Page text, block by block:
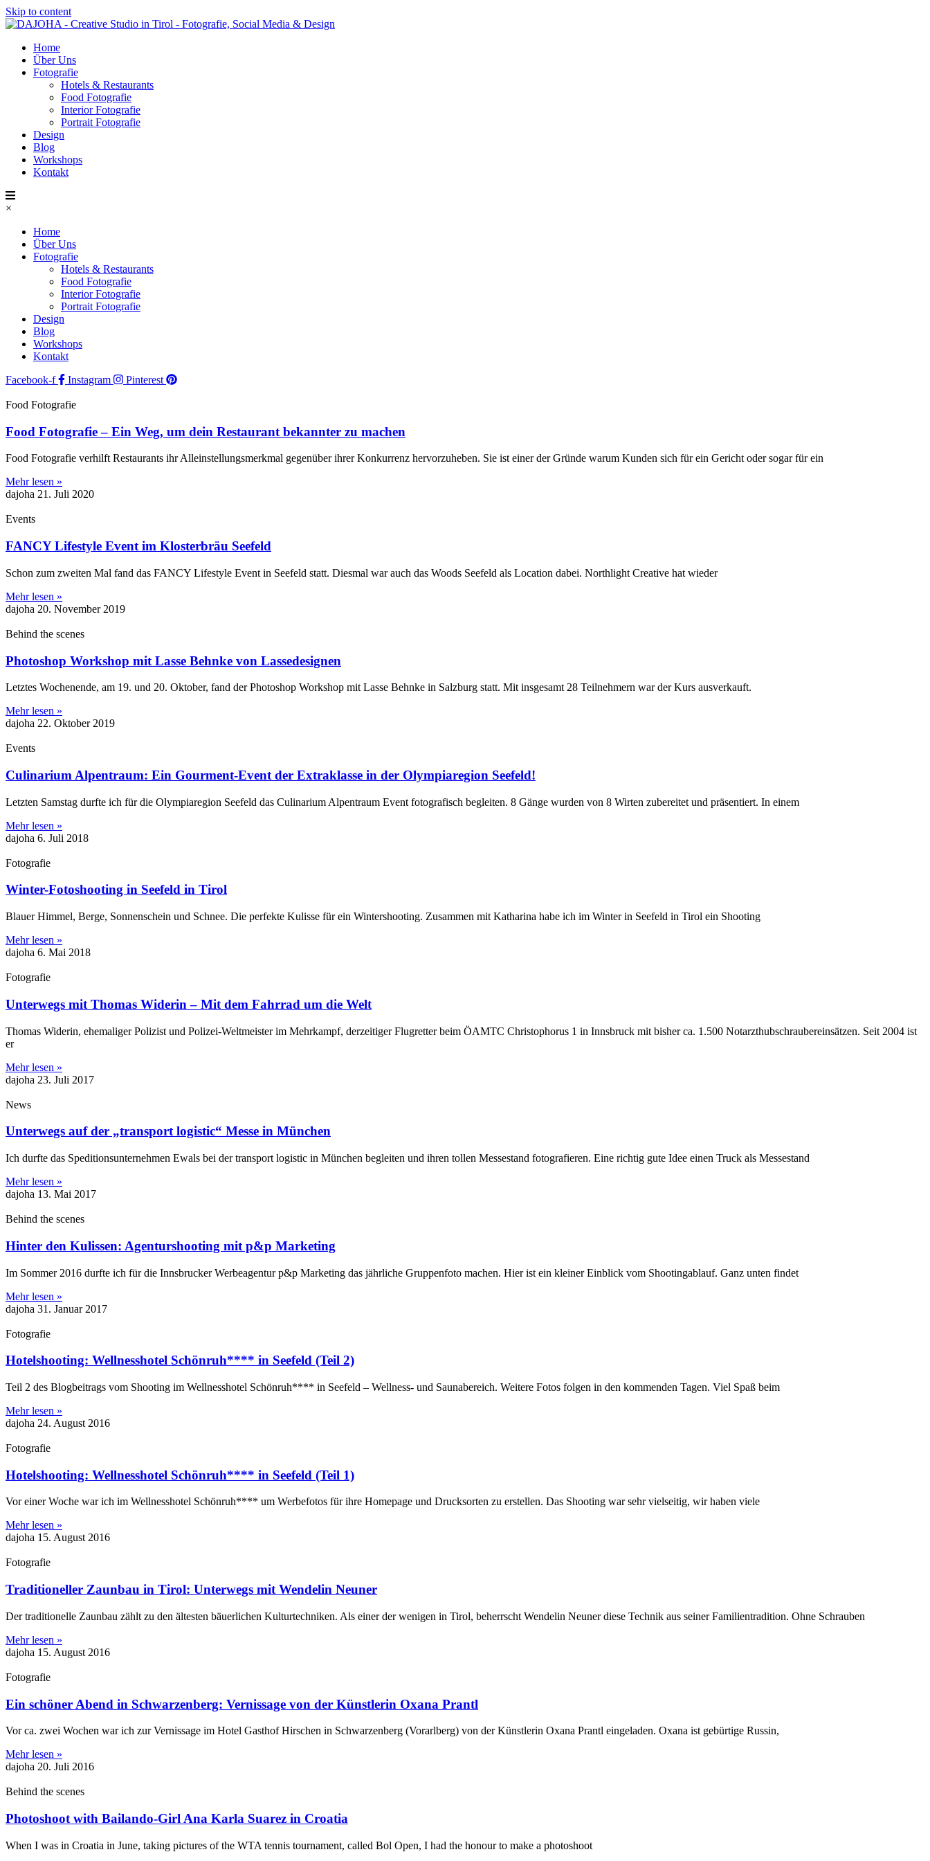
Skip to content
Home
Über Uns
Fotografie
Hotels & Restaurants
Food Fotografie
Interior Fotografie
Portrait Fotografie
Design
Blog
Workshops
Kontakt
×
Home
Über Uns
Fotografie
Hotels & Restaurants
Food Fotografie
Interior Fotografie
Portrait Fotografie
Design
Blog
Workshops
Kontakt
Facebook-f
Instagram Pinterest
Food Fotografie
Food Fotografie – Ein Weg, um dein Restaurant bekannter zu machen
Food Fotografie verhilft Restaurants ihr Alleinstellungsmerkmal gegenüber ihrer Konkurrenz hervorzuheben. Sie ist einer der Gründe warum Kunden sich für ein Gericht oder sogar für ein
Mehr lesen »
dajoha 21. Juli 2020
Events
FANCY Lifestyle Event im Klosterbräu Seefeld
Schon zum zweiten Mal fand das FANCY Lifestyle Event in Seefeld statt. Diesmal war auch das Woods Seefeld als Location dabei. Northlight Creative hat wieder
Mehr lesen »
dajoha 20. November 2019
Behind the scenes
Photoshop Workshop mit Lasse Behnke von Lassedesignen
Letztes Wochenende, am 19. und 20. Oktober, fand der Photoshop Workshop mit Lasse Behnke in Salzburg statt. Mit insgesamt 28 Teilnehmern war der Kurs ausverkauft.
Mehr lesen »
dajoha 22. Oktober 2019
Events
Culinarium Alpentraum: Ein Gourment-Event der Extraklasse in der Olympiaregion Seefeld!
Letzten Samstag durfte ich für die Olympiaregion Seefeld das Culinarium Alpentraum Event fotografisch begleiten. 8 Gänge wurden von 8 Wirten zubereitet und präsentiert. In einem
Mehr lesen »
dajoha 6. Juli 2018
Fotografie
Winter-Fotoshooting in Seefeld in Tirol
Blauer Himmel, Berge, Sonnenschein und Schnee. Die perfekte Kulisse für ein Wintershooting. Zusammen mit Katharina habe ich im Winter in Seefeld in Tirol ein Shooting
Mehr lesen »
dajoha 6. Mai 2018
Fotografie
Unterwegs mit Thomas Widerin – Mit dem Fahrrad um die Welt
Thomas Widerin, ehemaliger Polizist und Polizei-Weltmeister im Mehrkampf, derzeitiger Flugretter beim ÖAMTC Christophorus 1 in Innsbruck mit bisher ca. 1.500 Notarzthubschraubereinsätzen. Seit 2004 ist
er
Mehr lesen »
dajoha 23. Juli 2017
News
Unterwegs auf der „transport logistic“ Messe in München
Ich durfte das Speditionsunternehmen Ewals bei der transport logistic in München begleiten und ihren tollen Messestand fotografieren. Eine richtig gute Idee einen Truck als Messestand
Mehr lesen »
dajoha 13. Mai 2017
Behind the scenes
Hinter den Kulissen: Agenturshooting mit p&p Marketing
Im Sommer 2016 durfte ich für die Innsbrucker Werbeagentur p&p Marketing das jährliche Gruppenfoto machen. Hier ist ein kleiner Einblick vom Shootingablauf. Ganz unten findet
Mehr lesen »
dajoha 31. Januar 2017
Fotografie
Hotelshooting: Wellnesshotel Schönruh**** in Seefeld (Teil 2)
Teil 2 des Blogbeitrags vom Shooting im Wellnesshotel Schönruh**** in Seefeld – Wellness- und Saunabereich. Weitere Fotos folgen in den kommenden Tagen. Viel Spaß beim
Mehr lesen »
dajoha 24. August 2016
Fotografie
Hotelshooting: Wellnesshotel Schönruh**** in Seefeld (Teil 1)
Vor einer Woche war ich im Wellnesshotel Schönruh**** um Werbefotos für ihre Homepage und Drucksorten zu erstellen. Das Shooting war sehr vielseitig, wir haben viele
Mehr lesen »
dajoha 15. August 2016
Fotografie
Traditioneller Zaunbau in Tirol: Unterwegs mit Wendelin Neuner
Der traditionelle Zaunbau zählt zu den ältesten bäuerlichen Kulturtechniken. Als einer der wenigen in Tirol, beherrscht Wendelin Neuner diese Technik aus seiner Familientradition. Ohne Schrauben
Mehr lesen »
dajoha 15. August 2016
Fotografie
Ein schöner Abend in Schwarzenberg: Vernissage von der Künstlerin Oxana Prantl
Vor ca. zwei Wochen war ich zur Vernissage im Hotel Gasthof Hirschen in Schwarzenberg (Vorarlberg) von der Künstlerin Oxana Prantl eingeladen. Oxana ist gebürtige Russin,
Mehr lesen »
dajoha 20. Juli 2016
Behind the scenes
Photoshoot with Bailando-Girl Ana Karla Suarez in Croatia
When I was in Croatia in June, taking pictures of the WTA tennis tournament, called Bol Open, I had the honour to make a photoshoot